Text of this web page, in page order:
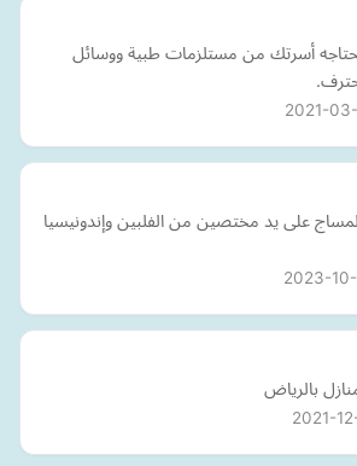
أسرتك من مستلزمات طبية ووسائل
2021-
على يد مختصين من الفلبين وإندونيسيا
2023-
بالرياض
2021-